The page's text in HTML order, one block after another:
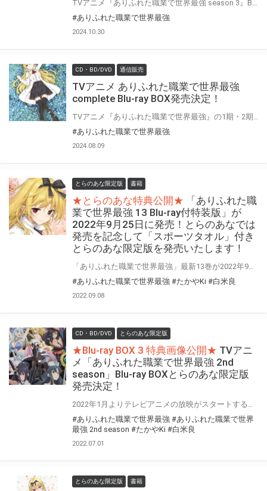
#ありふれた職業で世界最強
2024.10.30
CD・BD/DVD 通信販売
TVアニメ ありふれた職業で世界最強
complete Blu-ray BOX発売決定！
#ありふれた職業で世界最強
2024.08.09
とらのあな限定版 書籍
★とらのあな特典公開★
「ありふれた職
業で世界最強 13 Blu-ray付特装版」が
2022年9月25日に発売！とらのあなでは
発売を記念して「スポーツタオル」付き
とらのあな限定版を発売いたします！
#ありふれた職業で世界最強 #たかやKi #白米良
2022.09.08
CD・BD/DVD とらのあな限定版
★Blu-ray BOX 3 特典画像公開★ TVアニ
メ「ありふれた職業で世界最強 2nd
season」Blu-ray BOXとらのあな限定版
発売決定！
#ありふれた職業で世界最強 #ありふれた職業で世界
最強 2nd season #たかやKi #白米良
2022.07.01
とらのあな限定版 書籍